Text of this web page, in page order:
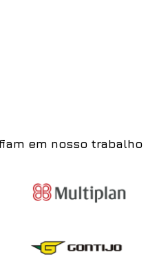
em nosso trabalho